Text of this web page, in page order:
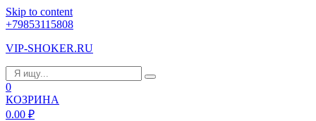
Skip to content
+79853115808
VIP-SHOKER.RU
0
КОЗРИНА
0.00 ₽